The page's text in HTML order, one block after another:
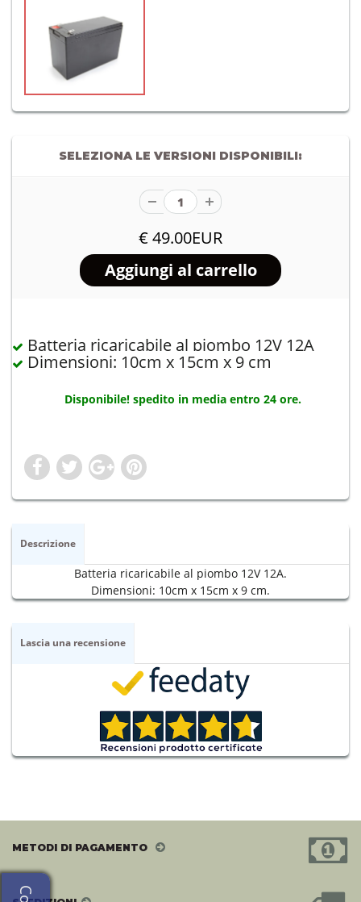
SELEZIONA LE VERSIONI DISPONIBILI:
€ 49.00EUR
Batteria ricaricabile al piombo 12V 12A
Dimensioni: 10cm x 15cm x 9 cm
Disponibile! spedito in media entro 24 ore.
Descrizione
Batteria ricaricabile al piombo 12V 12A.
Dimensioni: 10cm x 15cm x 9 cm.
Lascia una recensione
METODI DI PAGAMENTO